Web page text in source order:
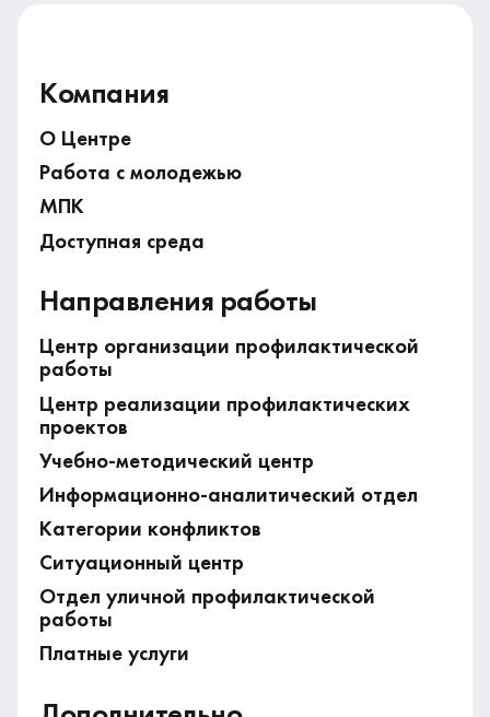
Компания
О Центре
Работа с молодежью
МПК
Доступная среда
Направления работы
Центр организации профилактической
работы
Центр реализации профилактических
проектов
Учебно-методический центр
Информационно-аналитический отдел
Категории конфликтов
Ситуационный центр
Отдел уличной профилактической
работы
Платные услуги